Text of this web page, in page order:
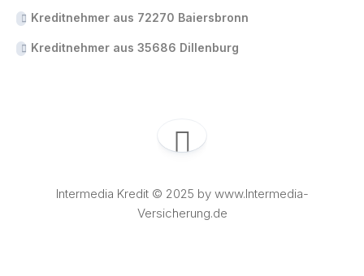
Kreditnehmer aus 72270 Baiersbronn
Kreditnehmer aus 35686 Dillenburg
Intermedia Kredit © 2025 by www.Intermedia-
Versicherung.de